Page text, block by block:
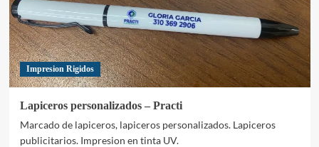
Impresion Rigidos
Lapiceros personalizados – Practi
Marcado de lapiceros, lapiceros personalizados. Lapiceros
publicitarios. Impresion en tinta UV.